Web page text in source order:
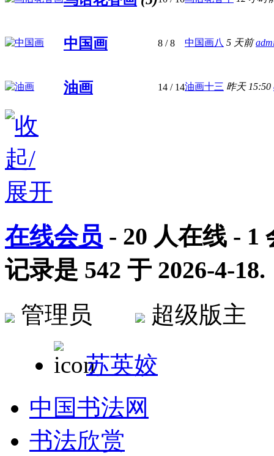
中国画 8 / 8 中国画八 5 天前
油画 14 / 14油画十三 昨天 15:50
在线会员 - 20 人在线 - 1
记录是 542 于 2026-4-18.
管理员
超级版
苏英姣
中国书法网
书法欣赏